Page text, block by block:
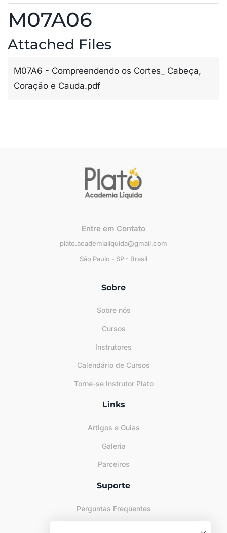
M07A06
Attached Files
M07A6 - Compreendendo os Cortes_ Cabeça,
Coração e Cauda.pdf
Entre em Contato
plato.academialiquida@gmail.com
São Paulo - SP - Brasil
Sobre
Sobre nós
Cursos
Instrutores
Calendário de Cursos
Torne-se Instrutor Plato
Links
Artigos e Guias
Galeria
Parceiros
Suporte
Perguntas Frequentes